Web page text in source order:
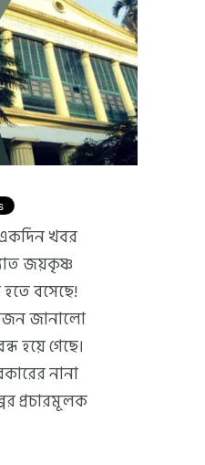
খবর
জয়কৃষ্ণ
হতে বসেছে!
জানালো
হয়ে গেছে।
নানা
প্রচারমূলক